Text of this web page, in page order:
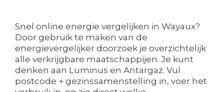
Snel online energie vergelijken in Wayaux?
Door gebruik te maken van de
energievergelijker doorzoek je overzichtelijk
alle verkrijgbare maatschappijen. Je kunt
denken aan Luminus en Antargaz. Vul
postcode + gezinssamenstelling in, voer het